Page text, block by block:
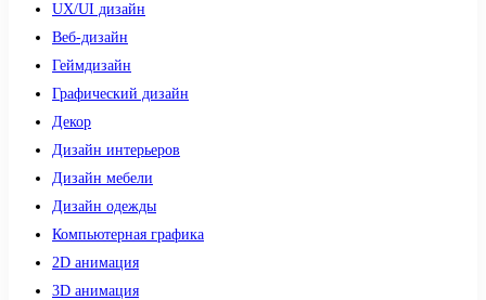
UX/UI дизайн
Веб-дизайн
Геймдизайн
Графический дизайн
Декор
Дизайн интерьеров
Дизайн мебели
Дизайн одежды
Компьютерная графика
2D анимация
3D анимация